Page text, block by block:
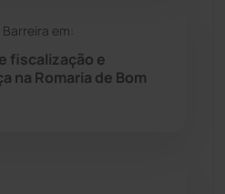
em:
fiscalização e
na Romaria de Bom